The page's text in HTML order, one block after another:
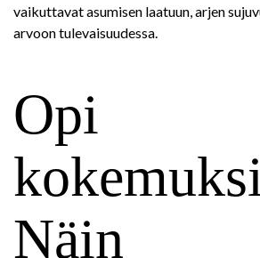
vaikuttavat asumisen laatuun, arjen
arvoon tulevaisuudessa.
Opi
Näin